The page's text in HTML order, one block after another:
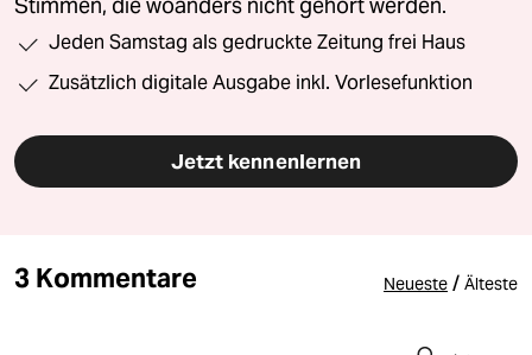
Stimmen, die woanders nicht gehört werden.
Jeden Samstag als gedruckte Zeitung frei Haus
Zusätzlich digitale Ausgabe inkl. Vorlesefunktion
Jetzt kennenlernen
3 Kommentare Neueste / Älteste